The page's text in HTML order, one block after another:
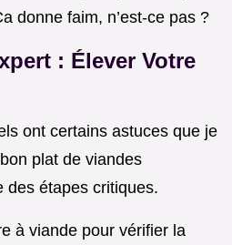
donne faim, n’est-ce pas ?
: Élever Votre
ont certains astuces que je
plat de viandes
des étapes critiques.
à viande pour vérifier la